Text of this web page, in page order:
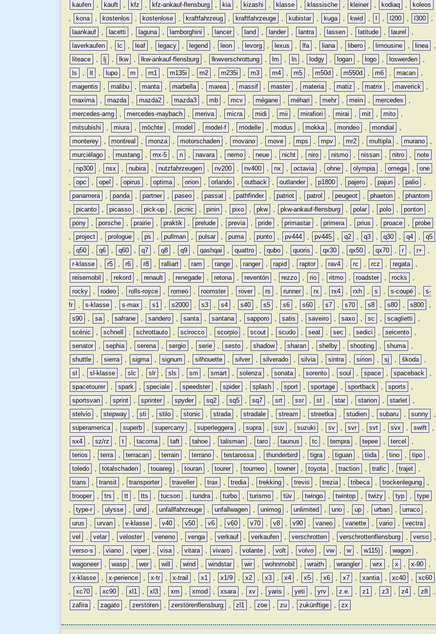
kaufen
, kauft , kfz , kfz-ankauf-flensburg , kia , kizashi , klasse , klassische , kleiner , kodiaq ,
koleos
,
kona , kostenlos , kostenlose , kraftfahrzeug , kraftfahrzeuge , kubistar , kuga , kwid , , l200 , l300
,
laankauf
, lacetti , laguna , lamborghini , lancer , land , lander , lantra , lassen , latitude , laurel
,
laverkaufen
, lc , leaf , legacy , legend , leon , levorg , lexus , lfa , liana , libero , limousine , linea
,
liteace
, lj , lkw , lkw-ankauf-flensburg , lkwverschrottung , lm , ln , lodgy , logan , logo , loswerden
,
ls
, lt , lupo , m , m1 , m135i , m2 , m235i , m3 , m4 , m5 , m50d , m550d , m6 , macan
,
magentis
, malibu , manta , marbella , marea , massif , master , materia , matiz , matrix , maverick
,
maxima
, mazda , mazda2 , mazda3 , mb , mcv , mégane , méhari , mehr , mein , mercedes
,
mercedes-amg
, mercedes-maybach , meriva , micra , midi , mii , mirafiori , mirai , mit , mito
,
mitsubishi
, miura , möchte , model , model-f , modelle , modus , mokka , mondeo , mondial
,
monterey
, montreal , monza , motorschaden , movano , move , mps , mpv , mr2 , multipla , murano
,
murciélago
, mustang , mx-5 , n , navara , nemo , neue , nicht , niro , nismo , nissan , nitro ,
note
,
np300 , nsx , nubira , nutzfahrzeugen , nv200 , nv400 , nx , octavia , ohne , olympia , omega ,
one
,
opc , opel , opirus , optima , orion , orlando , outback , outlander , p1800 , pajero , pajun , palio
,
panamera
, panda , partner , paseo , passat , pathfinder , patriot , patrol , peugeot , phaeton ,
phantom
,
picanto , picasso , pick-up , picnic , pinin , pixo , pkw , pkw-ankauf-flensburg , polar , polo , ponton
,
pony
, porsche , prairie , praktik , prelude , previa , pride , primastar , primera , prius , proace ,
probe
,
project , prologue , ps , pullman , pulsar , puma , punto , pv444 , pv445 , q2 , q3 , q30 , q4 ,
q5
,
q50 , q6 , q60 , q7 , q8 , q9 , qashqai , quattro , qubo , quoris , qx30 , qx50 , qx70 , r , r+
,
r-klasse
, r5 , r6 , r8 , ralliart , ram , range , ranger , rapid , raptor , rav4 , rc , rcz , regata
,
reisemobil
, rekord , renault , renegade , retona , reventón , rezzo , rio , ritmo , roadster , rocks
,
rocky
, rodeo , rolls-royce , romeo , roomster , rover , rs , runner , rx , rx4 , rxh , s , s-coupé ,
s-
fr
, s-klasse , s-max , s1 , s2000 , s3 , s4 , s40 , s5 , s6 , s60 , s7 , s70 , s8 , s80 , s800
,
s90
, sa , safrane , sandero , santa , santana , sapporo , satis , saveiro , saxo , sc , scaglietti
,
scénic
, schnell , schrottauto , scirocco , scorpio , scout , scudo , seat , sec , sedici , seicento
,
senator
, sephia , serena , sergio , serie , sesto , shadow , sharan , shelby , shooting , shuma
,
shuttle
, sierra , sigma , signum , silhouette , silver , silverado , silvia , sintra , sirion , sj , škoda
,
sl
, sl-klasse , slc , slr , sls , sm , smart , solenza , sonata , sorento , soul , space , spaceback
,
spacetourer
, spark , speciale , speedster , spider , splash , sport , sportage , sportback , sports
,
sportsvan
, sprint , sprinter , spyder , sq2 , sq5 , sq7 , srt , ssr , st , star , starion , starlet
,
stelvio
, stepway , sti , stilo , stonic , strada , stradale , stream , streetka , studien , subaru , sunny
,
superamerica
, superb , supercarry , superleggera , supra , suv , suzuki , sv , svr , svt , svx , swift
,
sx4
, sz/rz , t , tacoma , taft , tahoe , talisman , taro , taunus , tc , tempra , tepee , tercel
,
terios
, terra , terracan , terrain , terrano , testarossa , thunderbird , tigra , tiguan , tiida , tino , tipo
,
toledo
, totalschaden , touareg , touran , tourer , tourneo , towner , toyota , traction , trafic , trajet
,
trans
, transit , transporter , traveller , trax , tredia , trekking , trevis , trezia , tribeca , trockenlegung
,
trooper
, trs , tt , tts , tucson , tundra , turbo , turismo , tüv , twingo , twintop , twizy , typ ,
type
,
type-r , ulysse , und , unfallfahrzeuge , unfallwagen , unimog , unlimited , uno , up , urban , urraco
,
urus
, urvan , v-klasse , v40 , v50 , v6 , v60 , v70 , v8 , v90 , vaneo , vanette , vario , vectra
,
vel
, velar , veloster , veneno , venga , verkauf , verkaufen , verschrotten , verschrottenflensburg , verso
,
verso-s
, viano , viper , visa , vitara , vivaro , volante , volt , volvo , vw , w , w115) , wagon
,
wagoneer
, wasp , wer , will , wind , windstar , wir , wohnmobil , wraith , wrangler , wrx , x , x-90
,
x-klasse
, x-perience , x-tr , x-trail , x1 , x1/9 , x2 , x3 , x4 , x5 , x6 , x7 , xantia , xc40 ,
xc60
,
xc70 , xc90 , xl1 , xl3 , xm , xmod , xsara , xv , yaris , yeti , yrv , z.e. , z1 , z3 , z4 , z8
,
zafira
, zagato , zerstören , zerstörenflensburg , zl1 , zoe , zu , zukünftige , zx